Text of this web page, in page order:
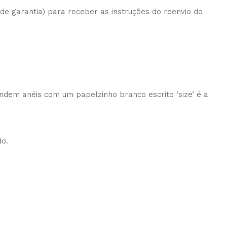
garantia) para receber as instruções do reenvio do
anéis com um papelzinho branco escrito ‘size’ é a